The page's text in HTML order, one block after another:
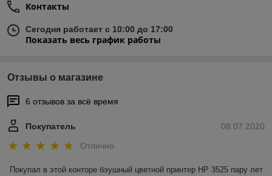
Контакты
Сегодня работает с 10:00 до 17:00
Показать весь график работы
Отзывы о магазине
6 отзывов за всё время
08.07.2020
Покупатель
Отлично
Покупал в этой конторе бэушный цветной принтер HP 3525 пару лет